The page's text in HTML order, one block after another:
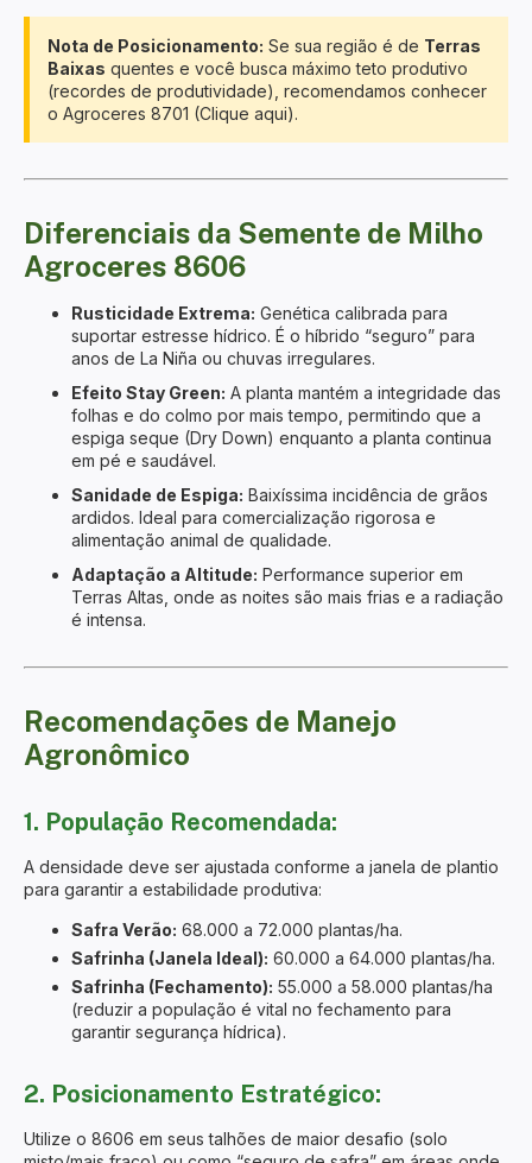
Nota de Posicionamento: Se sua região é de Terras
Baixas quentes e você busca máximo teto produtivo
(recordes de produtividade), recomendamos conhecer
o Agroceres 8701 (Clique aqui).
Diferenciais da Semente de Milho
Agroceres 8606
Rusticidade Extrema: Genética calibrada para
suportar estresse hídrico. É o híbrido “seguro” para
anos de La Niña ou chuvas irregulares.
Efeito Stay Green: A planta mantém a integridade das
folhas e do colmo por mais tempo, permitindo que a
espiga seque (Dry Down) enquanto a planta continua
em pé e saudável.
Sanidade de Espiga: Baixíssima incidência de grãos
ardidos. Ideal para comercialização rigorosa e
alimentação animal de qualidade.
Adaptação a Altitude: Performance superior em
Terras Altas, onde as noites são mais frias e a radiação
é intensa.
Recomendações de Manejo
Agronômico
1. População Recomendada:
A densidade deve ser ajustada conforme a janela de plantio
para garantir a estabilidade produtiva:
Safra Verão: 68.000 a 72.000 plantas/ha.
Safrinha (Janela Ideal): 60.000 a 64.000 plantas/ha.
Safrinha (Fechamento): 55.000 a 58.000 plantas/ha
(reduzir a população é vital no fechamento para
garantir segurança hídrica).
2. Posicionamento Estratégico:
Utilize o 8606 em seus talhões de maior desafio (solo